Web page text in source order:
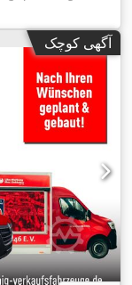
بارگیری:۳٬۵۰۰ میلی‌متر
ارتفاعآگهی کوچک